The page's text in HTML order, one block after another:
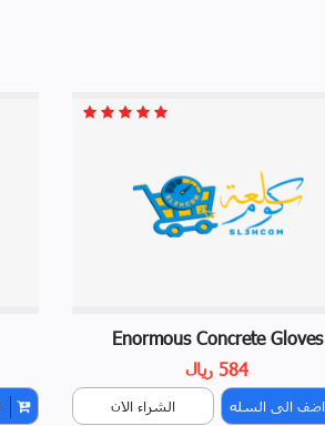
Enormous Concrete Gloves
584 ريال
اضف الى السله الشراء الان